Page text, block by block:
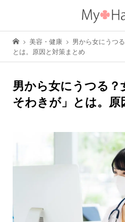
美容・健康
男から女にうつ
とは。原因と対策まとめ
男から女にうつる？
そわきが」とは。